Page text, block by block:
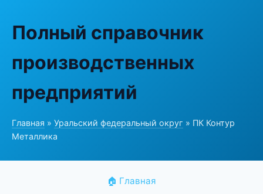
Полный справочник
производственных
предприятий
Главная » Уральский федеральный округ » ПК Контур
Металлика
🏠 Главная